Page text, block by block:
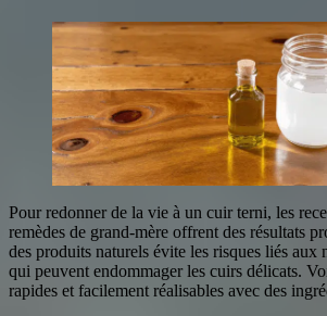
Pour redonner de la vie à un cuir terni, les
remèdes de grand-mère offrent des résultats
des produits naturels évite les risques liés aux
qui peuvent endommager les cuirs délicats.
rapides et facilement réalisables avec des